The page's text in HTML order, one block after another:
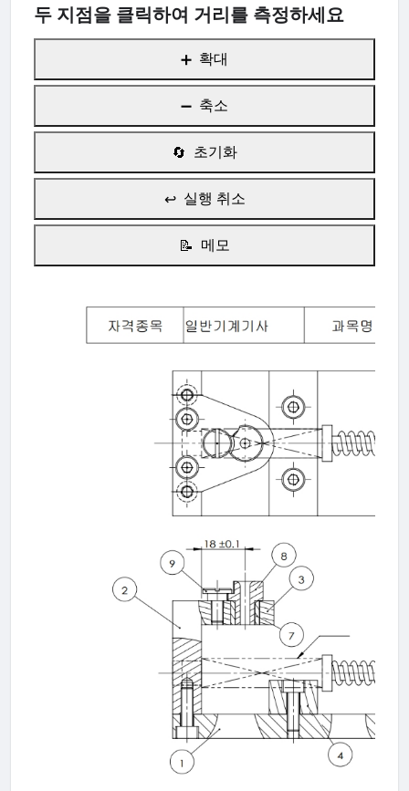
두 지점을 클릭하여 거리를 측정하세요
➕ 확대
➖ 축소
🔄 초기화
↩️ 실행 취소
📝 메모